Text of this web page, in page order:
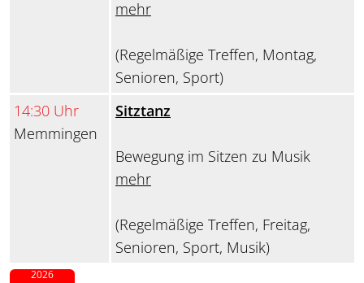
mehr
(Regelmäßige Treffen, Montag,
Senioren, Sport)
14:30 Uhr
Memmingen
Sitztanz
Bewegung im Sitzen zu Musik
mehr
(Regelmäßige Treffen, Freitag,
Senioren, Sport, Musik)
2026